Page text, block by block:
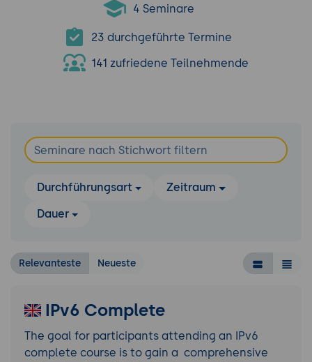
4 Seminare
23 durchgeführte Termine
141 zufriedene Teilnehmende
Durchführungsart
Zeitraum
Dauer
Relevanteste Neueste
IPv6 Complete
The goal for participants attending an IPv6
complete course is to gain a comprehensive